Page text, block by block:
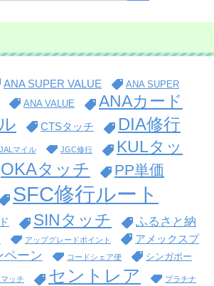
ANA SUPER VALUE
ANA SUPER
ANA VALUE ANAカード
CTSタッチ DIA修行
JALマイル JGC修行
KULタッ
OKAタッチ PP単価
SFC修行ルート
SINタッチ
ふるさと納
アップグレードポイント
アメックスプ
ペーン コードシェア便 シンガポー
ッチ セントレア プラチナ